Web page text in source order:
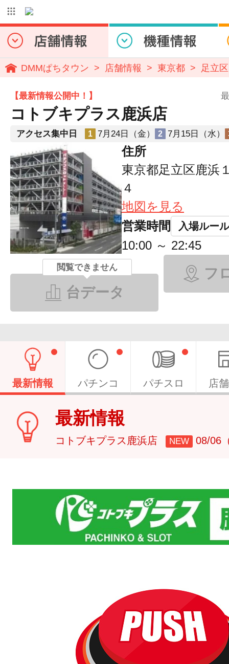
DMMぱちタウン 店舗情報 東京都 足立区
【最新情報公開中！】
コトブキプラス鹿浜店
アクセス集中日 1 7月24日（金） 2 7月15日（水）
住所
東京都足立区鹿浜
４
地図を見る
営業時間
入場ルール
10:00 ～ 22:45
閲覧できません
台データ
フ
最新情報 パチンコ パチスロ 店
最新情報
コトブキプラス鹿浜店 NEW 08/06